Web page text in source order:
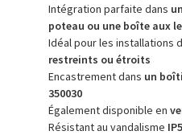
Intégration parfaite dans
poteau ou une boîte aux
Idéal pour les installations
restreints ou étroits
Encastrement dans un
350030
Également disponible en
Résistant au vandalisme